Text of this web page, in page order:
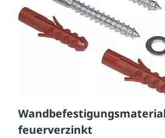
feuerverzinkt